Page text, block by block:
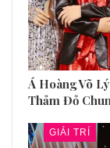
Á Hoàng Võ
Thảm Đỏ
GIẢI TRÍ